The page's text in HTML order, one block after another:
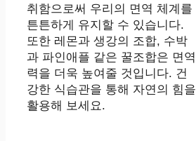
취함으로써 우리의 면역 체계를
튼튼하게 유지할 수 있습니다.
또한 레몬과 생강의 조합, 수박
과 파인애플 같은 꿀조합은 면역
력을 더욱 높여줄 것입니다. 건
강한 식습관을 통해 자연의 힘을
활용해 보세요.